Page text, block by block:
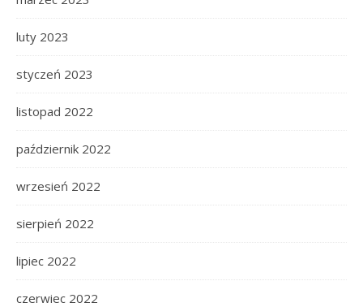
luty 2023
styczeń 2023
listopad 2022
październik 2022
wrzesień 2022
sierpień 2022
lipiec 2022
czerwiec 2022